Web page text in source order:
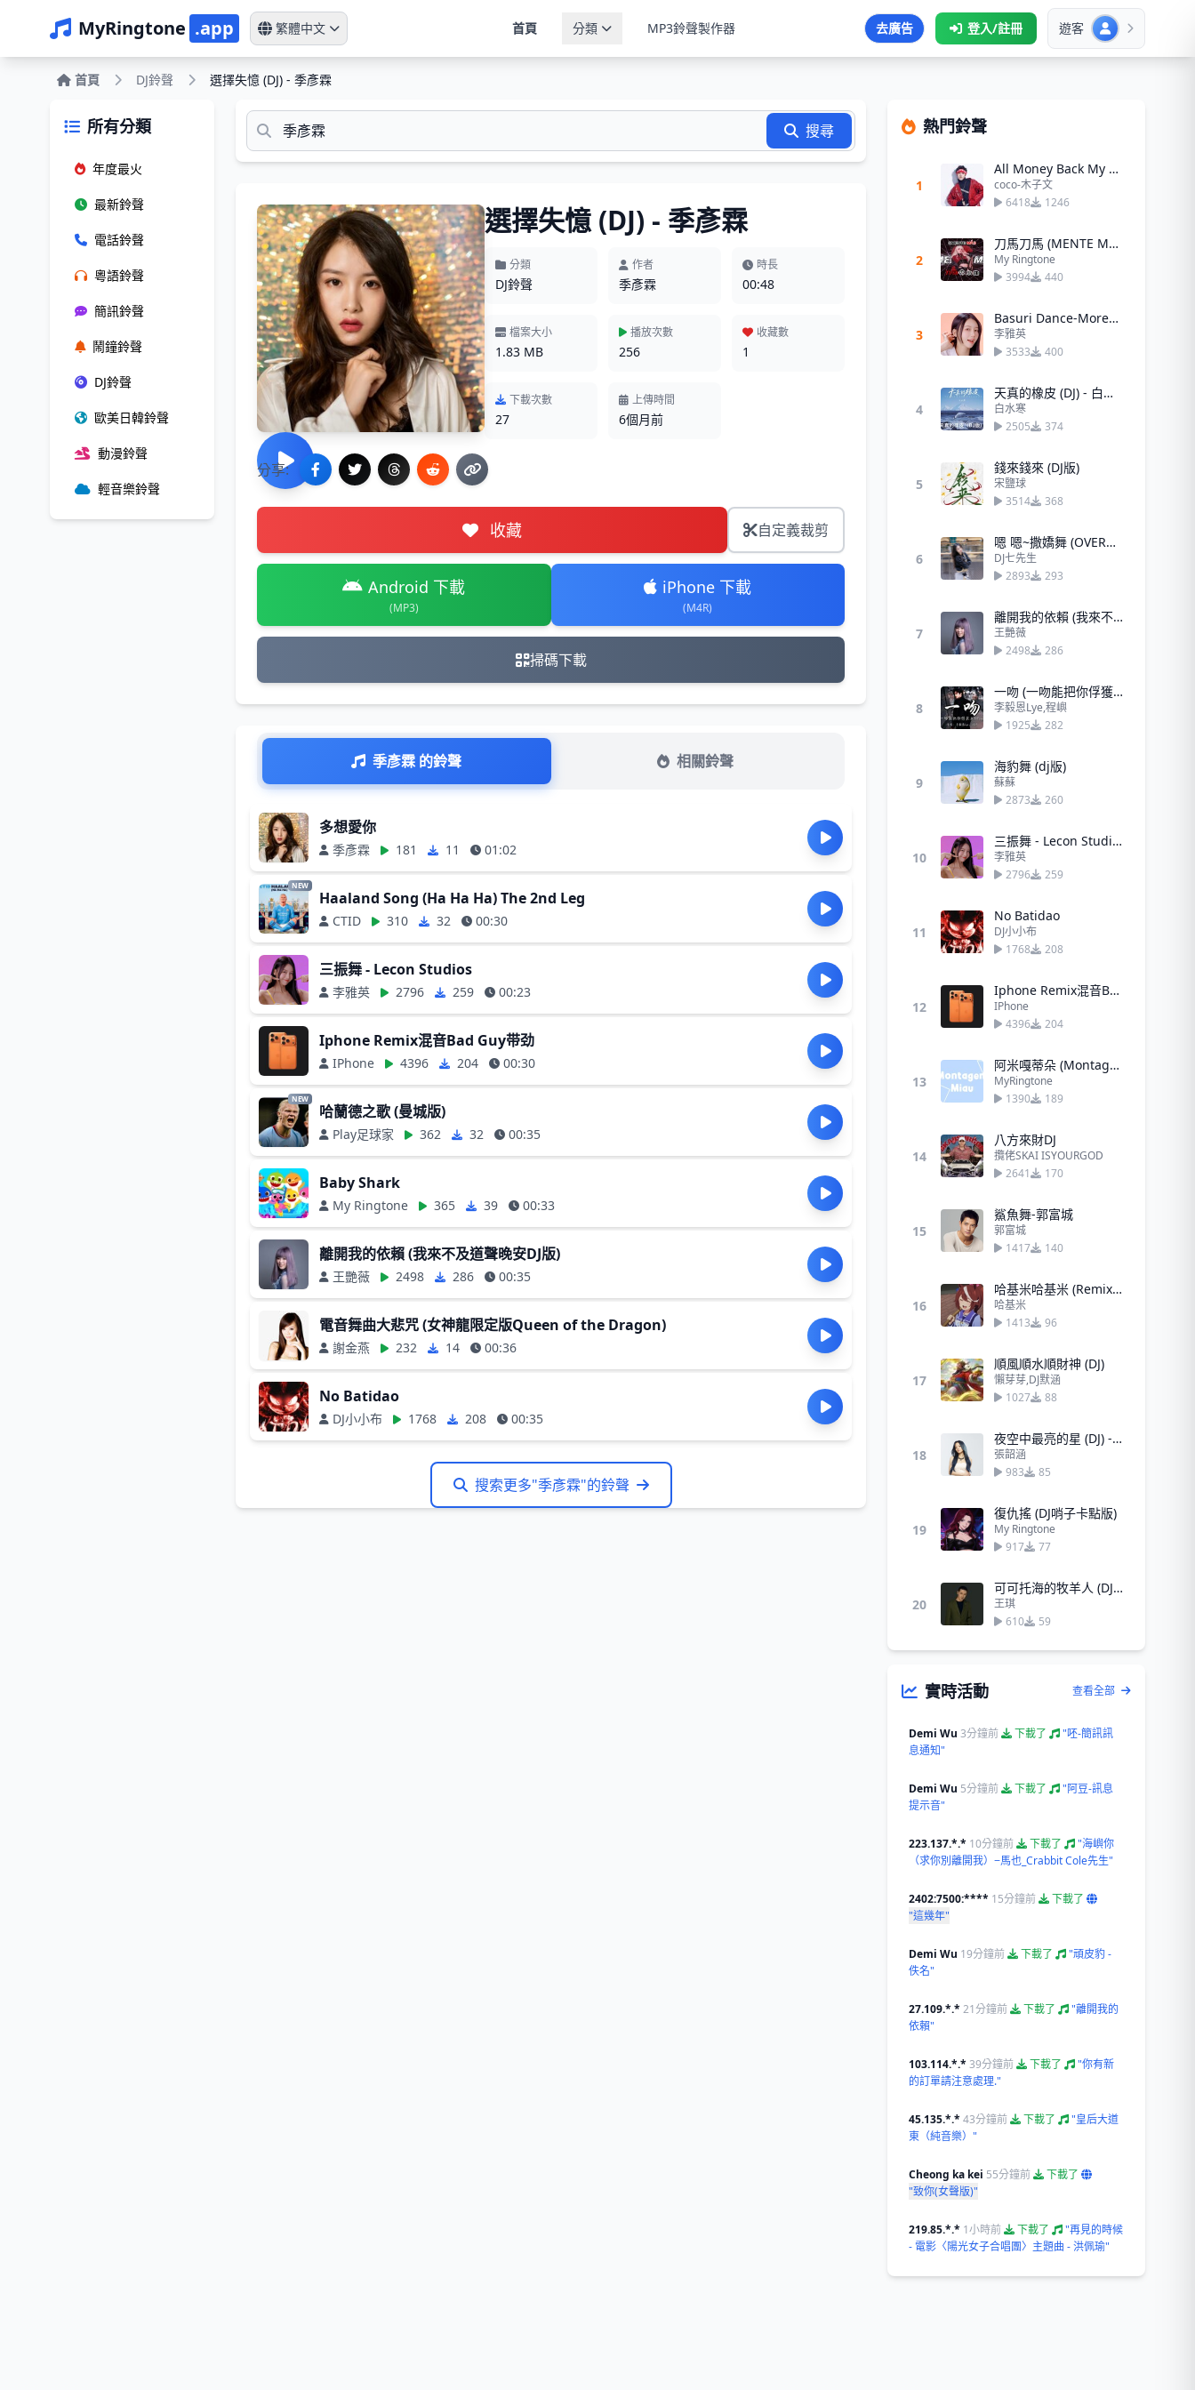
MyRingtone .app 繁體中文 首頁 分類 MP3鈴聲製作器 去廣告 登入/註冊 遊客
首頁 DJ鈴聲 選擇失憶 (DJ) - 季彥霖
所有分類
年度最火
最新鈴聲
電話鈴聲
粵語鈴聲
簡訊鈴聲
鬧鐘鈴聲
DJ鈴聲
歐美日韓鈴聲
動漫鈴聲
輕音樂鈴聲
搜尋
選擇失憶 (DJ) - 季彥霖
分類
DJ鈴聲
作者
季彥霖
時長
00:48
檔案大小
1.83 MB
播放次數
256
收藏數
1
下載次數
27
上傳時間
6個月前
分享:
收藏 自定義裁剪
Android 下載
(MP3)
iPhone 下載
(M4R)
掃碼下載
季彥霖 的鈴聲 相關鈴聲
多想愛你
季彥霖 181 11 01:02
NEW
Haaland Song (Ha Ha Ha) The 2nd Leg
CTID 310 32 00:30
三振舞 - Lecon Studios
李雅英 2796 259 00:23
Iphone Remix混音Bad Guy带劲
IPhone 4396 204 00:30
NEW
哈蘭德之歌 (曼城版)
Play足球家 362 32 00:35
Baby Shark
My Ringtone 365 39 00:33
離開我的依賴 (我來不及道聲晚安DJ版)
王艷薇 2498 286 00:35
電音舞曲大悲咒 (女神龍限定版Queen of the Dragon)
謝金燕 232 14 00:36
No Batidao
DJ小小布 1768 208 00:35
搜索更多"季彥霖"的鈴聲
熱門鈴聲
1
All Money Back My Home (把錢往我家裡送)
coco-木子文
6418
1246
2
刀馬刀馬 (MENTE MÁ)Bgm
My Ringtone
3994
440
3
Basuri Dance-More上車舞
李雅英
3533
400
4
天真的橡皮 (DJ) - 白水寒
白水寒
2505
374
5
錢來錢來 (DJ版)
宋鹽球
3514
368
6
嗯 嗯~撒嬌舞 (OVERDRIVE)
DJ七先生
2893
293
7
離開我的依賴 (我來不及道聲晚安DJ版)
王艷薇
2498
286
8
一吻 (一吻能把你俘獲嗎)(Remix)
李毅恩Lye,程嶼
1925
282
9
海豹舞 (dj版)
蘇蘇
2873
260
10
三振舞 - Lecon Studios
李雅英
2796
259
11
No Batidao
DJ小小布
1768
208
12
Iphone Remix混音Bad Guy带劲
IPhone
4396
204
13
阿米嘎蒂朵 (Montagem Miau)挖你的鼻孔喵喵
MyRingtone
1390
189
14
八方來財DJ
攬佬SKAI ISYOURGOD
2641
170
15
鯊魚舞-郭富城
郭富城
1417
140
16
哈基米哈基米 (Remix) - 哈基米
哈基米
1413
96
17
順風順水順財神 (DJ)
懶芽芽,DJ默涵
1027
88
18
夜空中最亮的星 (DJ) - 張韶涵
張韶涵
983
85
19
復仇搖 (DJ哨子卡點版)
My Ringtone
917
77
20
可可托海的牧羊人 (DJ) - 王琪
王琪
610
59
實時活動 查看全部
Demi Wu 3分鐘前 下載了
"呸-簡訊訊
息通知"
Demi Wu 5分鐘前 下載了
"阿豆-訊息
提示音"
223.137.*.* 10分鐘前 下載了
"海嶼你
（求你別離開我）−馬也_Crabbit Cole先生"
2402:7500:**** 15分鐘前
下載了
"這幾年"
Demi Wu 19分鐘前 下載了
"頑皮豹 -
佚名"
27.109.*.* 21分鐘前 下載了
"離開我的
依賴"
103.114.*.* 39分鐘前 下載了
"你有新
的訂單請注意處理."
45.135.*.* 43分鐘前 下載了
"皇后大道
東（純音樂）"
Cheong ka kei 55分鐘前
下載了
"致你(女聲版)"
219.85.*.* 1小時前 下載了
"再見的時候
- 電影〈陽光女子合唱團〉主題曲 - 洪佩瑜"